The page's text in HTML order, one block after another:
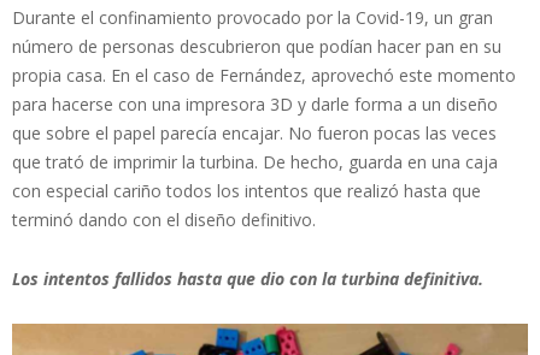
Durante el confinamiento provocado por la Covid-19, un gran
número de personas descubrieron que podían hacer pan en su
propia casa. En el caso de Fernández, aprovechó este momento
para hacerse con una impresora 3D y darle forma a un diseño
que sobre el papel parecía encajar. No fueron pocas las veces
que trató de imprimir la turbina. De hecho, guarda en una caja
con especial cariño todos los intentos que realizó hasta que
terminó dando con el diseño definitivo.
Los intentos fallidos hasta que dio con la turbina definitiva.